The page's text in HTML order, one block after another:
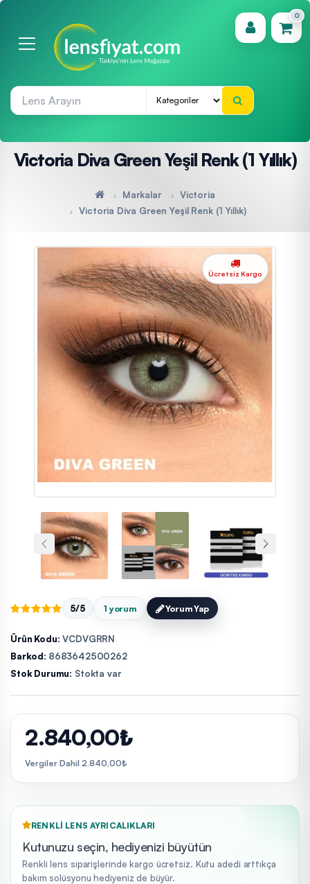
0
(0)
Victoria Diva Green Yeşil Renk (1 Yıllık)
Markalar
Victoria
Victoria Diva Green Yeşil Renk (1 Yıllık)
Ücretsiz Kargo
5/5 1 yorum Yorum Yap
Ürün Kodu: VCDVGRRN
Barkod: 8683642500262
Stok Durumu: Stokta var
2.840,00₺
Vergiler Dahil 2.840,00₺
RENKLI LENS AYRICALIKLARI
Kutunuzu seçin, hediyenizi büyütün
Renkli lens siparişlerinde kargo ücretsiz. Kutu adedi arttıkça
bakım solüsyonu hediyeniz de büyür.